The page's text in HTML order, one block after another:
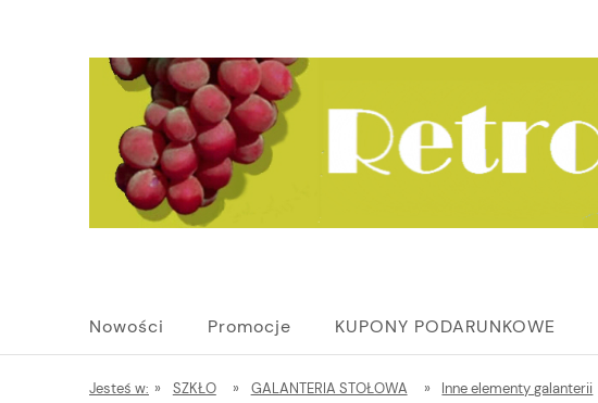
Nowości Promocje KUPONY PODARUNKOWE
Jesteś w: » SZKŁO » GALANTERIA STOŁOWA » Inne elementy galanterii